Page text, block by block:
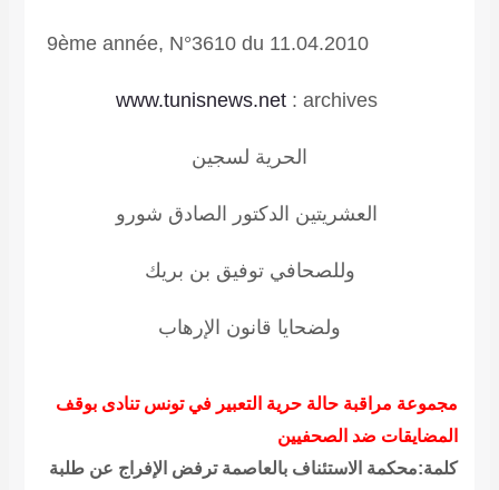
9ème année, N°3610 du 11.04.2010
archives
:
www.tunisnews.net
الحرية لسجين
العشريتين الدكتور الصادق شورو
وللصحافي توفيق بن بريك
ولضحايا قانون الإرهاب
مجموعة مراقبة حالة حرية التعبير في تونس تنادى بوقف
المضايقات ضد الصحفيين
كلمة:محكمة الاستئناف بالعاصمة ترفض الإفراج عن طلبة